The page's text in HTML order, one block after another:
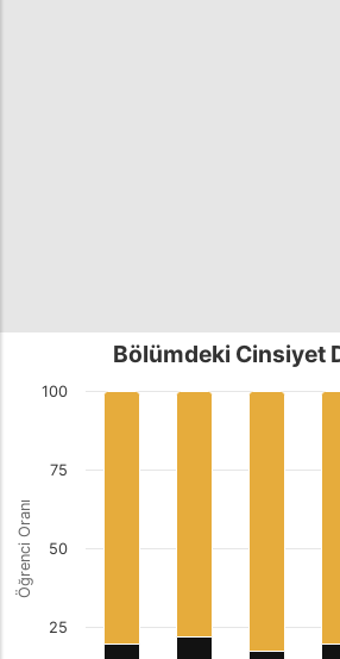
Öğrenci Oranı
Bölümdeki Cinsiyet
25
50
75
100